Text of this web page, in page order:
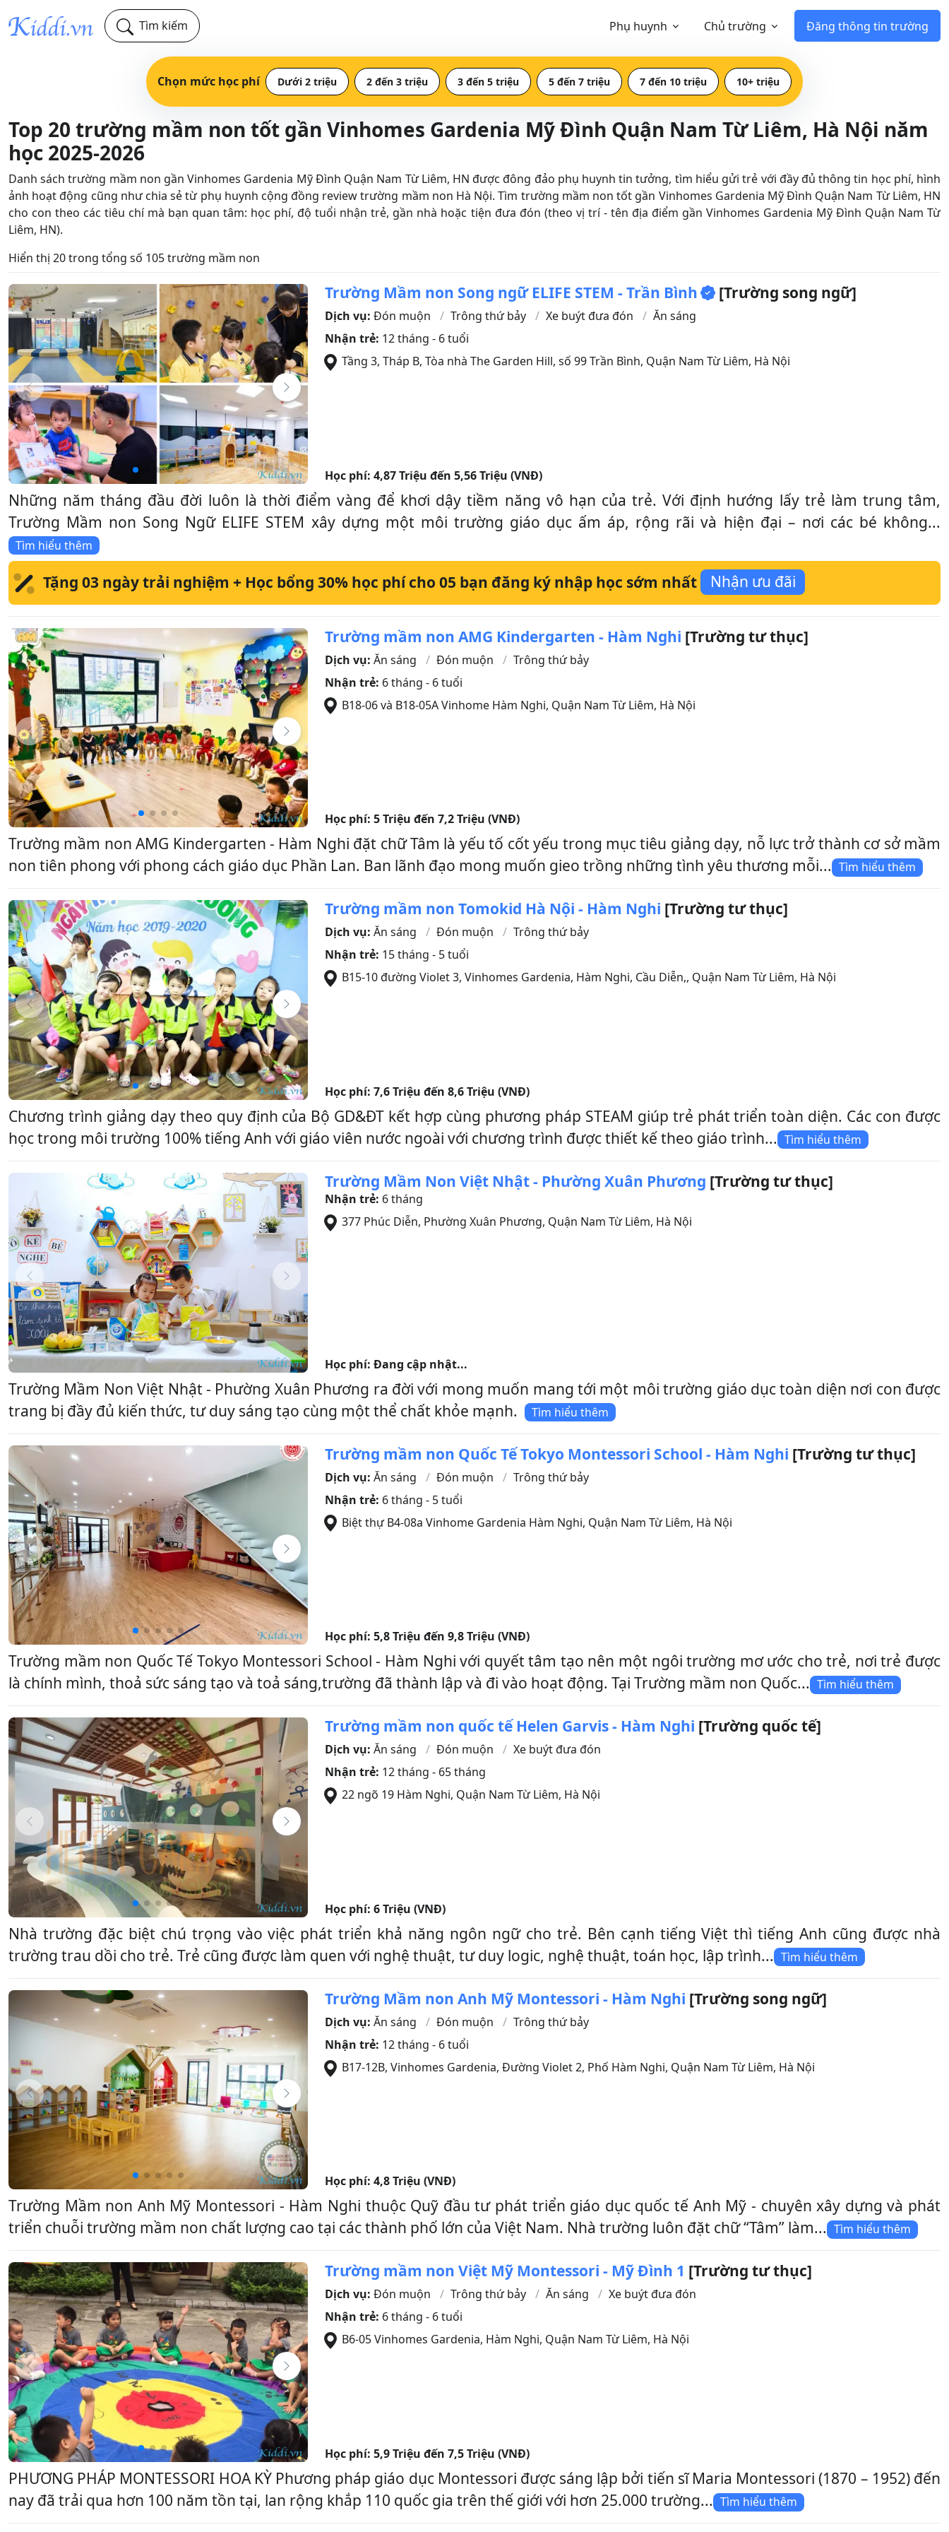
Tìm kiếm Phụ huynh Chủ trường Đăng thông tin trường
Chọn mức học phí Dưới 2 triệu 2 đến 3 triệu 3 đến 5 triệu 5 đến 7 triệu 7 đến 10 triệu 10+ triệu
Top 20 trường mầm non tốt gần Vinhomes Gardenia Mỹ Đình Quận Nam Từ Liêm, Hà Nội năm
học 2025-2026
Danh sách trường mầm non gần Vinhomes Gardenia Mỹ Đình Quận Nam Từ Liêm, HN được đông đảo phụ huynh tin tưởng, tìm hiểu gửi trẻ với đầy đủ thông tin học phí, hình
ảnh hoạt động cũng như chia sẻ từ phụ huynh cộng đồng review trường mầm non Hà Nội. Tìm trường mầm non tốt gần Vinhomes Gardenia Mỹ Đình Quận Nam Từ Liêm, HN
cho con theo các tiêu chí mà bạn quan tâm: học phí, độ tuổi nhận trẻ, gần nhà hoặc tiện đưa đón (theo vị trí - tên địa điểm gần Vinhomes Gardenia Mỹ Đình Quận Nam Từ
Liêm, HN).
Hiển thị 20 trong tổng số 105 trường mầm non
Trường Mầm non Song ngữ ELIFE STEM - Trần Bình [Trường song ngữ]
Dịch vụ: Đón muộn Trông thứ bảy Xe buýt đưa đón
Ăn sáng
Nhận trẻ: 12 tháng - 6 tuổi
Tầng 3, Tháp B, Tòa nhà The Garden Hill, số 99 Trần Bình, Quận Nam Từ Liêm, Hà Nội
Học phí: 4,87 Triệu đến 5,56 Triệu (VNĐ)
Những năm tháng đầu đời luôn là thời điểm vàng để khơi dậy tiềm năng vô hạn của trẻ. Với định hướng lấy trẻ làm trung tâm,
Trường Mầm non Song Ngữ ELIFE STEM xây dựng một môi trường giáo dục ấm áp, rộng rãi và hiện đại – nơi các bé không...
Tìm hiểu thêm
Tặng 03 ngày trải nghiệm + Học bổng 30% học phí cho 05 bạn đăng ký nhập học sớm nhất Nhận ưu đãi
Trường mầm non AMG Kindergarten - Hàm Nghi [Trường tư thục]
Dịch vụ: Ăn sáng Đón muộn
Trông thứ bảy
Nhận trẻ: 6 tháng - 6 tuổi
B18-06 và B18-05A Vinhome Hàm Nghi, Quận Nam Từ Liêm, Hà Nội
Học phí: 5 Triệu đến 7,2 Triệu (VNĐ)
Trường mầm non AMG Kindergarten - Hàm Nghi đặt chữ Tâm là yếu tố cốt yếu trong mục tiêu giảng dạy, nỗ lực trở thành cơ sở mầm
non tiên phong với phong cách giáo dục Phần Lan. Ban lãnh đạo mong muốn gieo trồng những tình yêu thương mỗi... Tìm hiểu thêm
Trường mầm non Tomokid Hà Nội - Hàm Nghi [Trường tư thục]
Dịch vụ: Ăn sáng Đón muộn
Trông thứ bảy
Nhận trẻ: 15 tháng - 5 tuổi
B15-10 đường Violet 3, Vinhomes Gardenia, Hàm Nghi, Cầu Diễn,, Quận Nam Từ Liêm, Hà Nội
Học phí: 7,6 Triệu đến 8,6 Triệu (VNĐ)
Chương trình giảng dạy theo quy định của Bộ GD&ĐT kết hợp cùng phương pháp STEAM giúp trẻ phát triển toàn diện. Các con được
học trong môi trường 100% tiếng Anh với giáo viên nước ngoài với chương trình được thiết kế theo giáo trình... Tìm hiểu thêm
Trường Mầm Non Việt Nhật - Phường Xuân Phương [Trường tư thục]
Nhận trẻ: 6 tháng
377 Phúc Diễn, Phường Xuân Phương, Quận Nam Từ Liêm, Hà Nội
Học phí: Đang cập nhật...
Trường Mầm Non Việt Nhật - Phường Xuân Phương ra đời với mong muốn mang tới một môi trường giáo dục toàn diện nơi con được
trang bị đầy đủ kiến thức, tư duy sáng tạo cùng một thể chất khỏe mạnh.
Tìm hiểu thêm
Trường mầm non Quốc Tế Tokyo Montessori School - Hàm Nghi [Trường tư thục]
Dịch vụ: Ăn sáng Đón muộn
Trông thứ bảy
Nhận trẻ: 6 tháng - 5 tuổi
Biệt thự B4-08a Vinhome Gardenia Hàm Nghi, Quận Nam Từ Liêm, Hà Nội
Học phí: 5,8 Triệu đến 9,8 Triệu (VNĐ)
Trường mầm non Quốc Tế Tokyo Montessori School - Hàm Nghi với quyết tâm tạo nên một ngôi trường mơ ước cho trẻ, nơi trẻ được
là chính mình, thoả sức sáng tạo và toả sáng,trường đã thành lập và đi vào hoạt động. Tại Trường mầm non Quốc... Tìm hiểu thêm
Trường mầm non quốc tế Helen Garvis - Hàm Nghi [Trường quốc tế]
Dịch vụ: Ăn sáng Đón muộn
Xe buýt đưa đón
Nhận trẻ: 12 tháng - 65 tháng
22 ngõ 19 Hàm Nghi, Quận Nam Từ Liêm, Hà Nội
Học phí: 6 Triệu (VNĐ)
Nhà trường đặc biệt chú trọng vào việc phát triển khả năng ngôn ngữ cho trẻ. Bên cạnh tiếng Việt thì tiếng Anh cũng được nhà
trường trau dồi cho trẻ. Trẻ cũng được làm quen với nghệ thuật, tư duy logic, nghệ thuật, toán học, lập trình... Tìm hiểu thêm
Trường Mầm non Anh Mỹ Montessori - Hàm Nghi [Trường song ngữ]
Dịch vụ: Ăn sáng Đón muộn
Trông thứ bảy
Nhận trẻ: 12 tháng - 6 tuổi
B17-12B, Vinhomes Gardenia, Đường Violet 2, Phố Hàm Nghi, Quận Nam Từ Liêm, Hà Nội
Học phí: 4,8 Triệu (VNĐ)
Trường Mầm non Anh Mỹ Montessori - Hàm Nghi thuộc Quỹ đầu tư phát triển giáo dục quốc tế Anh Mỹ - chuyên xây dựng và phát
triển chuỗi trường mầm non chất lượng cao tại các thành phố lớn của Việt Nam. Nhà trường luôn đặt chữ “Tâm” làm... Tìm hiểu thêm
Trường mầm non Việt Mỹ Montessori - Mỹ Đình 1 [Trường tư thục]
Dịch vụ: Đón muộn Trông thứ bảy Ăn sáng
Xe buýt đưa đón
Nhận trẻ: 6 tháng - 6 tuổi
B6-05 Vinhomes Gardenia, Hàm Nghi, Quận Nam Từ Liêm, Hà Nội
Học phí: 5,9 Triệu đến 7,5 Triệu (VNĐ)
PHƯƠNG PHÁP MONTESSORI HOA KỲ Phương pháp giáo dục Montessori được sáng lập bởi tiến sĩ Maria Montessori (1870 – 1952) đến
nay đã trải qua hơn 100 năm tồn tại, lan rộng khắp 110 quốc gia trên thế giới với hơn 25.000 trường... Tìm hiểu thêm